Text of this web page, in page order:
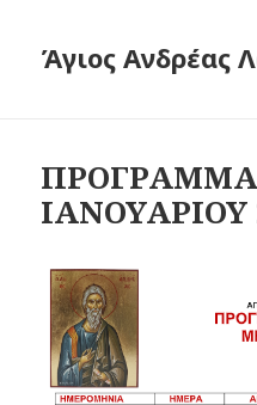
Άγιος Ανδρέας
ΙΑΝΟΥΑΡΙΟΥ